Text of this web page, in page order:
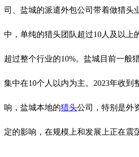
司、盐城的派遣外包公司带着做猎头
中，单纯的猎头团队超过10人及以上
超过整个行业的10%。盐城目前一般
集中在10个人以内为主。2023年收到
响，盐城本地的猎头公司，特别是外
定的影响，在规模上和发展上正在震